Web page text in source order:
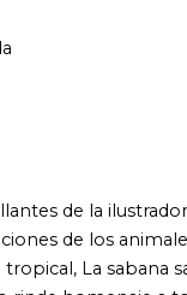
los animales mas
sabana salvaje,
a todas las
hasta el encantador
vuele en libertad y
los animales que se